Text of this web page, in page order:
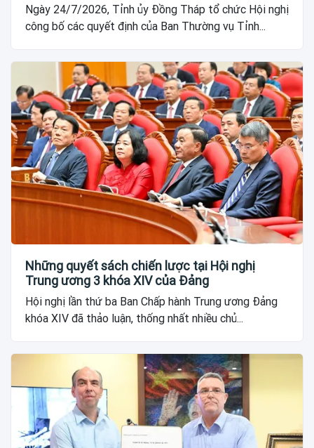
Ngày 24/7/2026, Tỉnh ủy Đồng Tháp tổ chức Hội nghị
công bố các quyết định của Ban Thường vụ Tỉnh...
Những quyết sách chiến lược tại Hội nghị
Trung ương 3 khóa XIV của Đảng
Hội nghị lần thứ ba Ban Chấp hành Trung ương Đảng
khóa XIV đã thảo luận, thống nhất nhiều chủ...